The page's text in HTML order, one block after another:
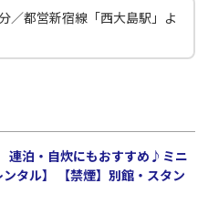
／都営新宿線「西大島駅」よ
連泊・自炊にもおすすめ♪ミニ
タル】 【禁煙】別館・スタン